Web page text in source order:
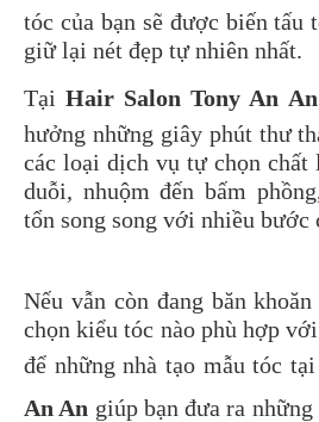
tóc của bạn sẽ được biến tấu
giữ lại nét đẹp tự nhiên nhất.
TạiHair Salon Tony An An
hưởng những giây phút thư
các loại dịch vụ tự chọn chất
duỗi, nhuộm đến bấm
tổn song song với nhiều bước
Nếu vẫn còn đang băn
chọn kiểu tóc nào phù hợp
để những nhà tạo mẫu tóc tại
An An giúp bạn đưa ra